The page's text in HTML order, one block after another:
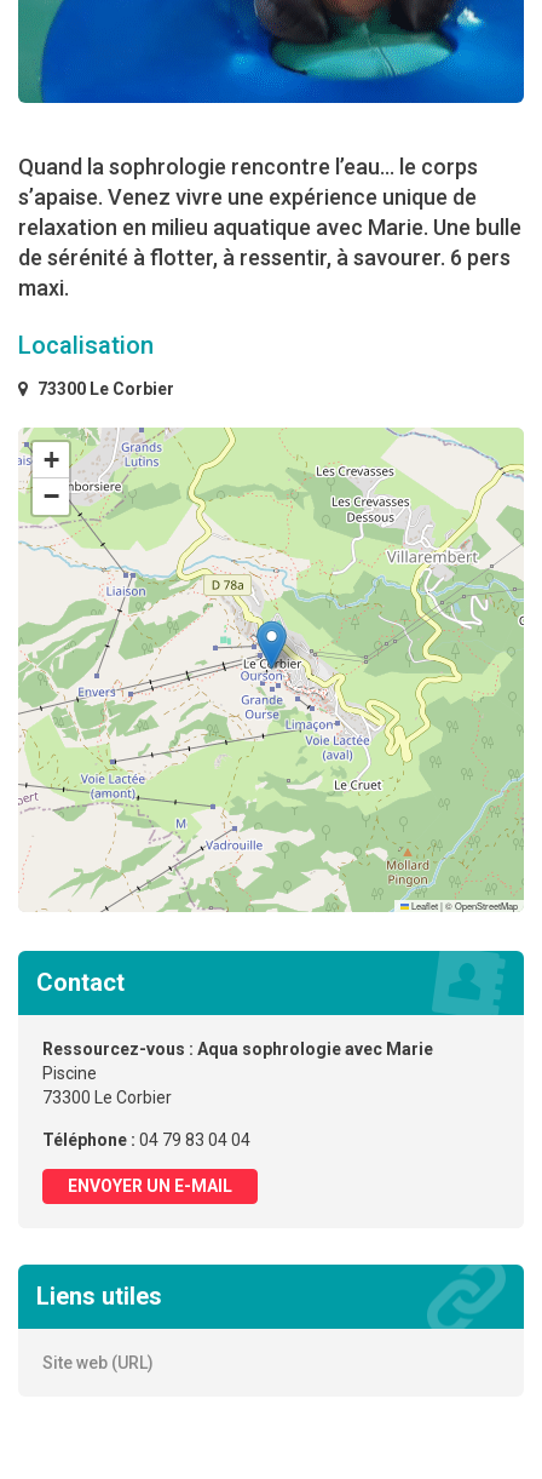
Quand la sophrologie rencontre l’eau… le corps
s’apaise. Venez vivre une expérience unique de
relaxation en milieu aquatique avec Marie. Une bulle
de sérénité à flotter, à ressentir, à savourer. 6 pers
maxi.
Localisation
73300 Le Corbier
+
−
Leaflet|©OpenStreetMap
Contact
Ressourcez-vous : Aqua sophrologie avec Marie
Piscine
73300 Le Corbier
Téléphone : 04 79 83 04 04
ENVOYER UN E-MAIL
Liens utiles
Site web (URL)